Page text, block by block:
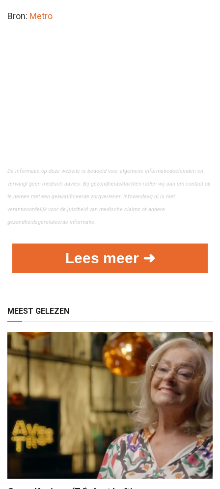
Bron: Metro
De informatie op deze website is bedoeld voor algemene informatiedoeleinden en
vervangt geen medisch advies. Bij gezondheidsklachten raden wij aan om contact op
te nemen met een gekwalificeerde zorgverlener. Infovandaag.nl is niet
verantwoordelijk voor de juistheid van medische claims of andere
gezondheidsgerelateerde informatie.
Lees meer ➜
MEEST GELEZEN